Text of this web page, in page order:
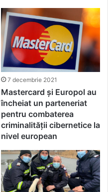
7 decembrie 2021
Mastercard și Europol au
încheiat un parteneriat
pentru combaterea
criminalității cibernetice la
nivel european